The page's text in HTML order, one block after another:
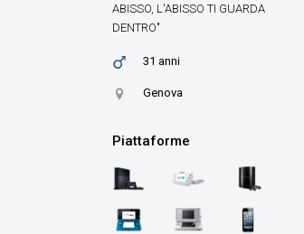
ABISSO, L'ABISSO TI GUARDA
DENTRO"
31 anni
Genova
Piattaforme